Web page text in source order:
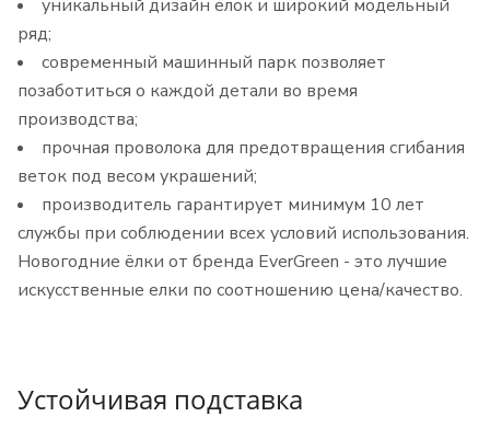
уникальный дизайн ёлок и широкий модельный
ряд;
современный машинный парк позволяет
позаботиться о каждой детали во время
производства;
прочная проволока для предотвращения сгибания
веток под весом украшений;
производитель гарантирует минимум 10 лет
службы при соблюдении всех условий использования.
Новогодние ёлки от бренда EverGreen - это лучшие
искусственные елки по соотношению цена/качество.
Устойчивая подставка